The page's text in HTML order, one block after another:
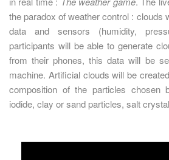
the paradox of weather control : clouds
data and sensors (humidity,
participants will be able to generate
from their phones, this data will be
machine. Artificial clouds will be
composition of the particles chosen
iodide, clay or sand particles, salt